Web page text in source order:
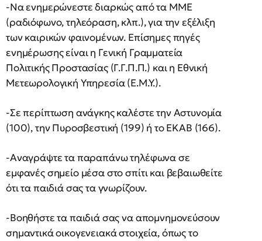
-Να ενημερώνεστε διαρκώς από τα ΜΜΕ
(ραδιόφωνο, τηλεόραση, κλπ.), για την εξέλιξη
των καιρικών φαινομένων. Επίσημες πηγές
ενημέρωσης είναι η Γενική Γραμματεία
Πολιτικής Προστασίας (Γ.Γ.Π.Π.) και η Εθνική
Μετεωρολογική Υπηρεσία (Ε.Μ.Υ.).
-Σε περίπτωση ανάγκης καλέστε την Αστυνοµία
(100), την Πυροσβεστική (199) ή το ΕΚΑΒ (166).
-Αναγράψτε τα παραπάνω τηλέφωνα σε
εµφανές σηµείο µέσα στο σπίτι και βεβαιωθείτε
ότι τα παιδιά σας τα γνωρίζουν.
-Βοηθήστε τα παιδιά σας να απομνημονεύσουν
σημαντικά οικογενειακά στοιχεία, όπως το